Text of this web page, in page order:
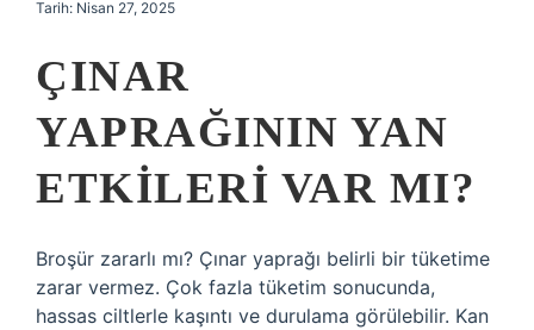
Tarih: Nisan 27, 2025
ÇINAR
YAPRAĞININ YAN
ETKILERI VAR MI?
Broşür zararlı mı? Çınar yaprağı belirli bir tüketime
zarar vermez. Çok fazla tüketim sonucunda,
hassas ciltlerle kaşıntı ve durulama görülebilir. Kan